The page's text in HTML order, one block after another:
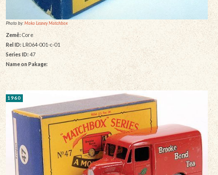
Photo by:Moko Lesney Matchbox
Země: Core
Rel ID:LR064-001-c-01
Series ID:47
Name on Pakage:
1960